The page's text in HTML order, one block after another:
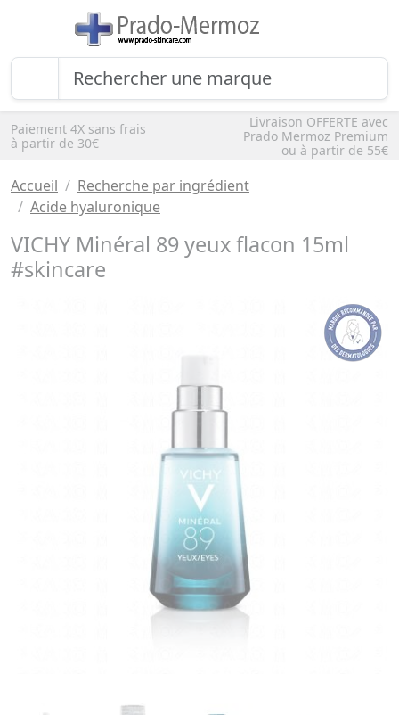
Paiement 4X sans frais
à partir de 30€
Livraison OFFERTE avec
Prado Mermoz Premium
ou à partir de 55€
Accueil
Recherche par ingrédient
Acide hyaluronique
VICHY Minéral 89 yeux flacon 15ml
#skincare